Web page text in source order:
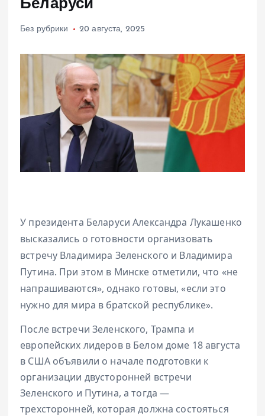
Беларуси
Без рубрики 20 августа, 2025
У президента Беларуси Александра Лукашенко
высказались о готовности организовать
встречу Владимира Зеленского и Владимира
Путина. При этом в Минске отметили, что «не
напрашиваются», однако готовы, «если это
нужно для мира в братской республике».
После встречи Зеленского, Трампа и
европейских лидеров в Белом доме 18 августа
в США объявили о начале подготовки к
организации двусторонней встречи
Зеленского и Путина, а тогда —
трехсторонней, которая должна состояться